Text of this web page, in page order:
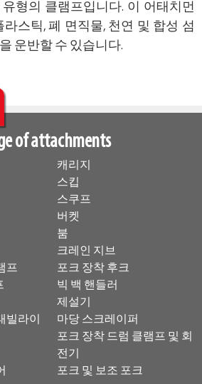
형의 클램프입니다. 이 어태치먼
스틱, 폐 면직물, 천연 및 합성 섬
운반할 수 있습니다.
of attachments
프
빌라이
캐리지
스킵
스쿠프
버켓
붐
크레인 지브
포크 장착 후크
빅 백 핸들러
제설기
마당 스크레이퍼
포크 장착 드럼 클램프 및 회
전기
포크 및 보조 포크